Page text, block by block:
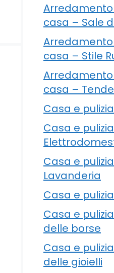
casa – Sale
casa – Stile
casa – Tende
Casa e pulizia
Casa e
Casa e
Lavanderia
Casa e
Casa e
delle borse
Casa e
delle gioielli